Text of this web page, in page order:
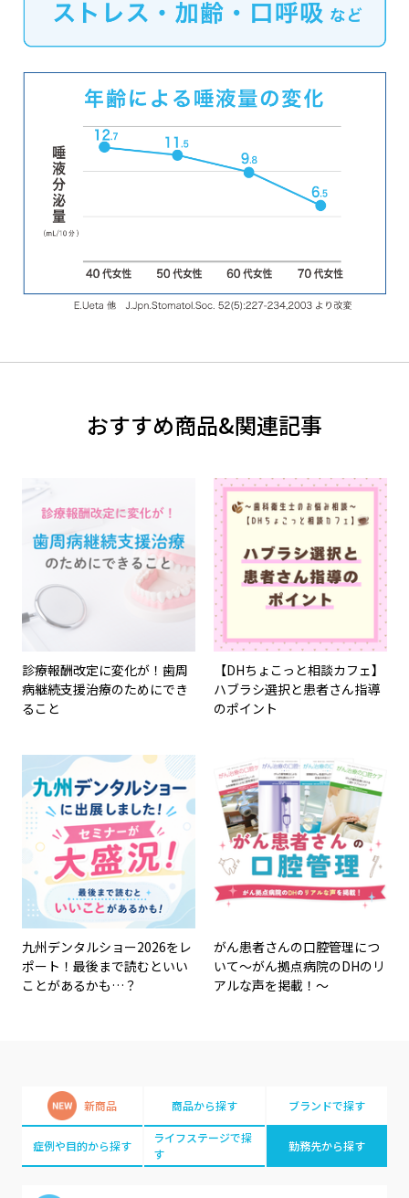
おすすめ商品&関連記事
診療報酬改定に変化が！歯周
病継続支援治療のためにでき
ること
【DHちょこっと相談カフェ】
ハブラシ選択と患者さん指導
のポイント
九州デンタルショー2026をレ
ポート！最後まで読むといい
ことがあるかも…？
がん患者さんの口腔管理につ
いて～がん拠点病院のDHのリ
アルな声を掲載！～
新商品 商品から探す ブランドで探す
症例や目的から探す
ライフステージで探
す
勤務先から探す